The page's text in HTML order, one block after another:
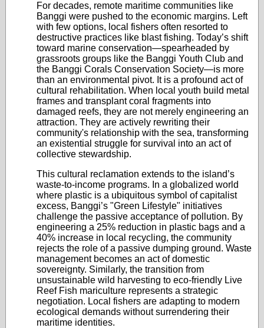
For decades, remote maritime communities like
Banggi were pushed to the economic margins. Left
with few options, local fishers often resorted to
destructive practices like blast fishing. Today’s shift
toward marine conservation—spearheaded by
grassroots groups like the Banggi Youth Club and
the Banggi Corals Conservation Society—is more
than an environmental pivot. It is a profound act of
cultural rehabilitation. When local youth build metal
frames and transplant coral fragments into
damaged reefs, they are not merely engineering an
attraction. They are actively rewriting their
community's relationship with the sea, transforming
an existential struggle for survival into an act of
collective stewardship.
This cultural reclamation extends to the island’s
waste-to-income programs. In a globalized world
where plastic is a ubiquitous symbol of capitalist
excess, Banggi’s "Green Lifestyle" initiatives
challenge the passive acceptance of pollution. By
engineering a 25% reduction in plastic bags and a
40% increase in local recycling, the community
rejects the role of a passive dumping ground. Waste
management becomes an act of domestic
sovereignty. Similarly, the transition from
unsustainable wild harvesting to eco-friendly Live
Reef Fish mariculture represents a strategic
negotiation. Local fishers are adapting to modern
ecological demands without surrendering their
maritime identities.